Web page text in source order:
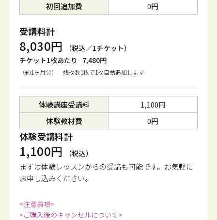
初回追加費 0円
受講料計
8,030円
（税込／1チケット）
チケット1枚あたり
7,480円
（約1ヶ月分） 残枚数1枚で1枚自動追加します
体験講座受講料
1,100円
体験教材費
0円
体験受講料計
1,100円 （税込）
まずは体験レッスンからの受講も可能です。 お気軽に
お申し込みください。
<注意事項>
<ご購入後のキャンセルについて>